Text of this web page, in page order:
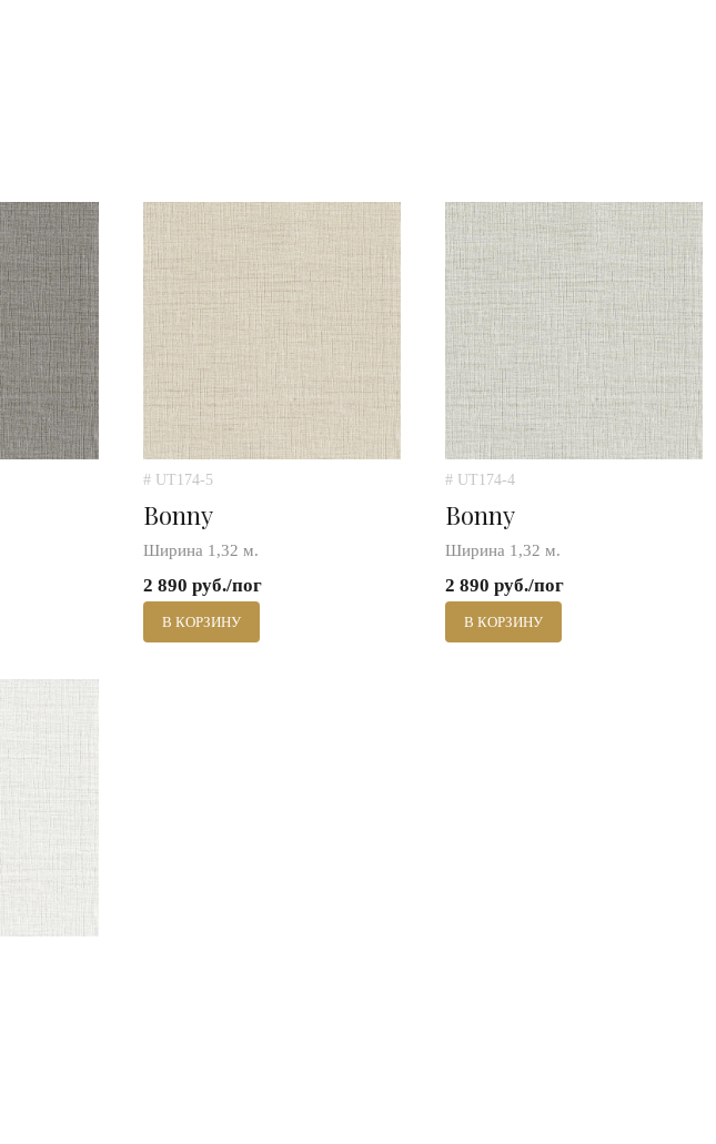
# UT174-5
Bonny
Ширина 1,32 м.
2 890 руб./пог
В КОРЗИНУ
# UT174-4
Bonny
Ширина 1,32 м.
2 890 руб./пог
В КОРЗИНУ